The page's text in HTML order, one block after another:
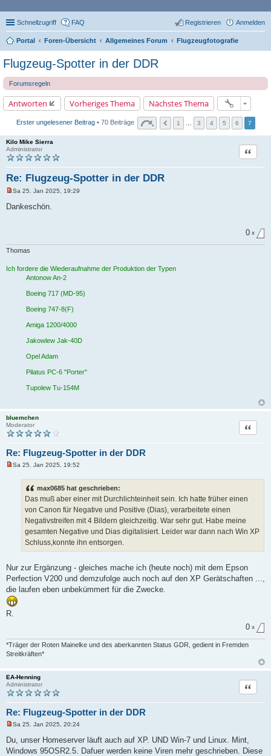
Schnellzugriff FAQ Anmelden
Registrieren
Portal Foren-Übersicht Allgemeines Forum Flugzeugfotografie
Flugzeug-Spotter in der DDR
Forumsregeln
Antworten Vorheriges Thema Nächstes Thema
Erster ungelesener Beitrag• 70 Beiträge 1 3 4 5 6 7
Kilo Mike Sierra
Administrator
Re: Flugzeug-Spotter in der DDR
Zitat
g
e
n
r
Sa 25. Jan 2025, 19:29
Dankeschön.
0 x
Thomas
Ich fordere die Wiederaufnahme der Produktion der Typen
Antonow An-2
Boeing 717 (MD-95)
Boeing 747-8(F)
Amiga 1200/4000
Jakowlew Jak-40D
Opel Adam
Pilatus PC-6 "Porter"
Tupolew Tu-154M
bluemchen
Moderator
Re: Flugzeug-Spotter in der DDR
Zitat
t
r
g
Sa 25. Jan 2025, 19:52
max0685 hat geschrieben:
Das muß aber einer mit Durchlichteinheit sein. Ich hatte früher einen
von Canon für Negative und Positive (Dias), verarbeitete einen
Negativstreifen mit 4 Bildern gleichzeitig. War sehr gut. Habe meine
gesamten Negative und Dias digitalisiert. Leider war dann nach Win XP
Schluss,konnte ihn entsorgen.
Nur zur Ergänzung - gleiches mache ich (heute noch) mit dem Epson
Perfection V200 und demzufolge auch noch auf den XP Gerätschaften ...,
die laufen eben unbekümmert für die Zwecke.
R.
0 x
*Träger der Roten Mainelke und des aberkannten Status GDR, gedient in Fremden
Streitkräften*
EA-Henning
Administrator
Re: Flugzeug-Spotter in der DDR
Zitat
g
e
Sa 25. Jan 2025, 20:24
Du, unser Homeserver läuft auch auf XP. UND Win-7 und Linux. Mint,
Windows 95OSR2.5. Dafuer werden keine Viren mehr geschrieben. Diese